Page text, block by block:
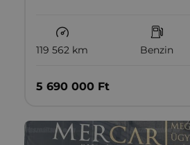
119 562 km Benzin
5‏‏‎ ‎690‏‏‎ ‎000 Ft